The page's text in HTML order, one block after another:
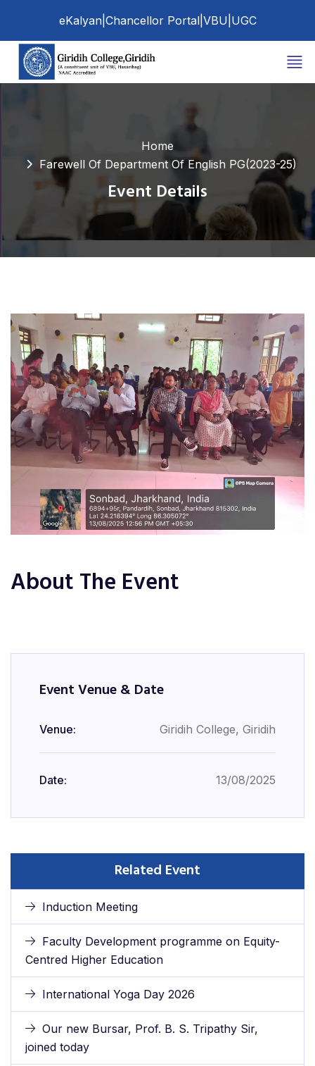
eKalyan| Chancellor Portal| VBU UGC
Home
Farewell Of Department Of English PG(2023-25)
Event Details
About The Event
Event Venue & Date
Venue: Giridih College, Giridih
Date: 13/08/2025
Related Event
Induction Meeting
Faculty Development programme on Equity-
Centred Higher Education
International Yoga Day 2026
Our new Bursar, Prof. B. S. Tripathy Sir,
joined today